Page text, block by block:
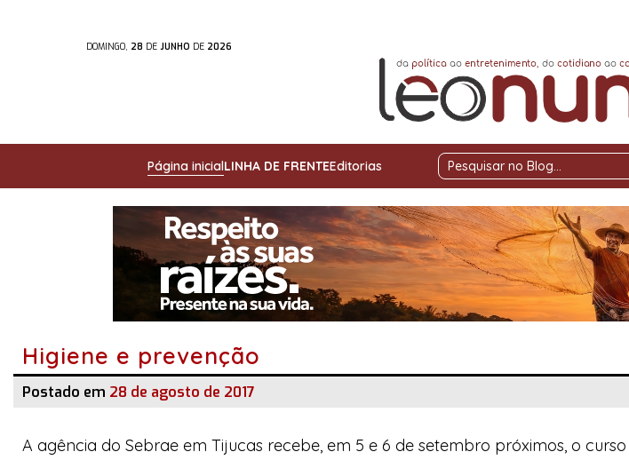
DOMINGO, 28 DE JUNHO DE 2026
Página inicialLINHA DE FRENTEEditorias
Higiene e prevenção
Postado em 28 de agosto de 2017
A agência do Sebrae em Tijucas recebe, em 5 e 6 de setembro próximos, o